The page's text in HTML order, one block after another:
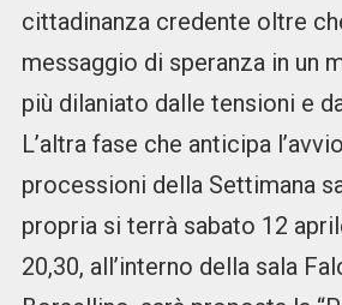
cittadinanza credente oltre
messaggio di speranza in un
più dilaniato dalle tensioni e
L’altra fase che anticipa
processioni della Settimana
propria si terrà sabato 12
20,30, all’interno della sala